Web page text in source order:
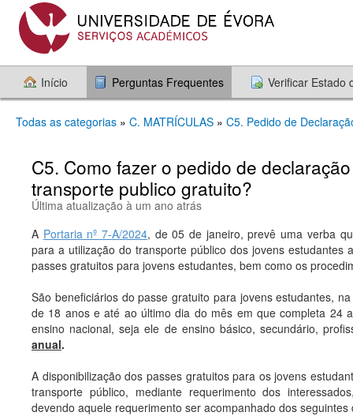
Início Perguntas Frequentes Verificar Estado
Todas as categorias » C. MATRÍCULAS » C5. Pedido de
C5. Como fazer o pedido de
transporte publico gratuito?
Última atualização à um ano atrás
A Portaria nº 7-A/2024, de 05 de janeiro, prevê uma verba
para a utilização do transporte público dos jovens
passes gratuitos para jovens estudantes, bem como os
São beneficiários do passe gratuito para jovens estudantes,
de 18 anos e até ao último dia do mês em que completa 24
ensino nacional, seja ele de ensino básico, secundário,
anual.
A disponibilização dos passes gratuitos para os jovens
transporte público, mediante requerimento dos
devendo aquele requerimento ser acompanhado dos seguintes